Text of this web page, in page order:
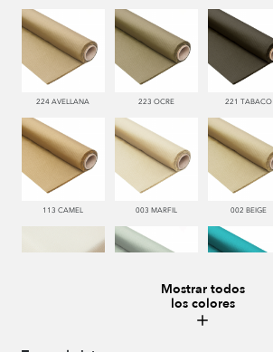
224 AVELLANA 223 OCRE 221 TABACO
113 CAMEL 003 MARFIL 002 BEIGE
Mostrar todos
los colores